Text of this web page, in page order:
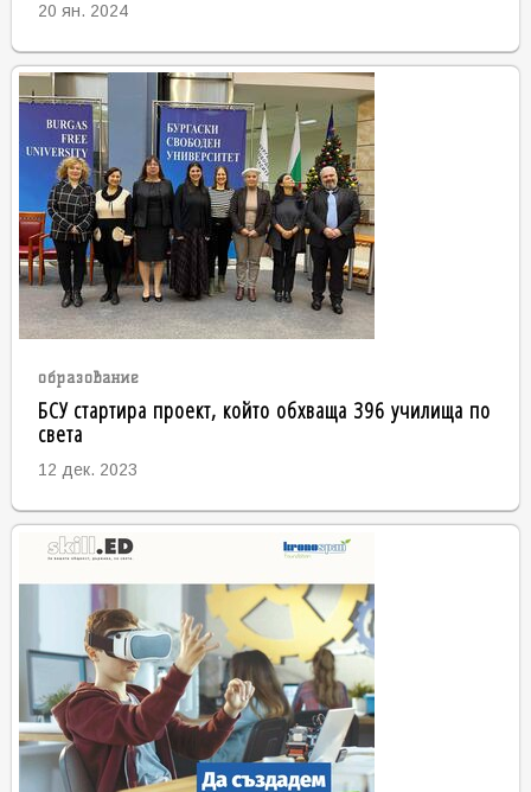
20 ян. 2024
образование
БСУ стартира проект, който обхваща 396 училища по
света
12 дек. 2023